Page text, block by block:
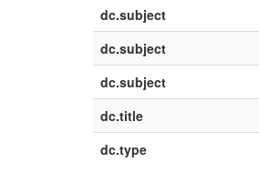
dc.subject
dc.subject
dc.subject
dc.title
dc.type